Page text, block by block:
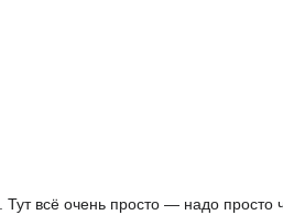
всё очень просто — надо просто